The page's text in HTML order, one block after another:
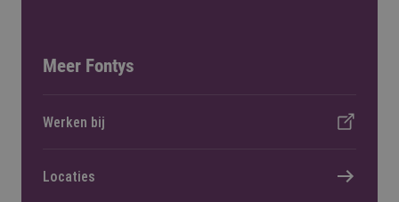
Meer Fontys
Werken bij
Locaties